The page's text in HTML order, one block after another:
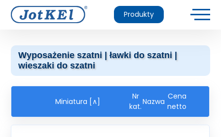
Produkty
Wyposażenie szatni | ławki do szatni |
wieszaki do szatni
Miniatura [∧]
Nr
kat.
Nazwa
Cena
netto